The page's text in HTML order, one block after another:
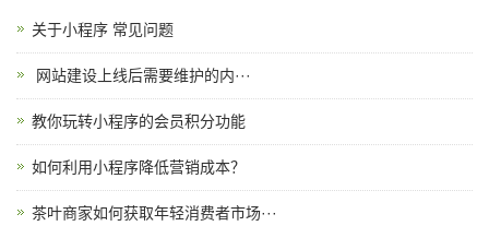
关于小程序 常见问题
​ 网站建设上线后需要维护的内···
教你玩转小程序的会员积分功能
如何利用小程序降低营销成本？
茶叶商家如何获取年轻消费者市场···